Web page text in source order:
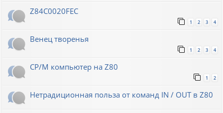
Z84C0020FEC
1 2 3 4
Венец творенья
1 2 3 4
CP/M компьютер на Z80
1 2
Нетрадиционная польза от команд IN / OUT в Z80